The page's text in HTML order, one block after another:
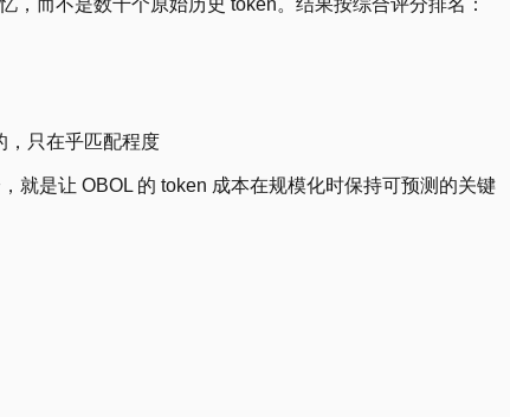
只在乎匹配程度
就是让 OBOL 的 token 成本在规模化时保持可预测的关键